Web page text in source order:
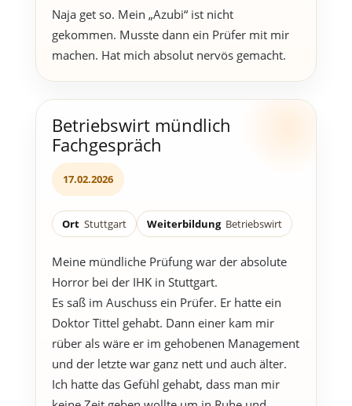
Naja get so. Mein „Azubi“ ist nicht
gekommen. Musste dann ein Prüfer mit mir
machen. Hat mich absolut nervös gemacht.
Betriebswirt mündlich
Fachgespräch
17.02.2026
Ort Stuttgart Weiterbildung Betriebswirt
Meine mündliche Prüfung war der absolute
Horror bei der IHK in Stuttgart.
Es saß im Auschuss ein Prüfer. Er hatte ein
Doktor Tittel gehabt. Dann einer kam mir
rüber als wäre er im gehobenen Management
und der letzte war ganz nett und auch älter.
Ich hatte das Gefühl gehabt, dass man mir